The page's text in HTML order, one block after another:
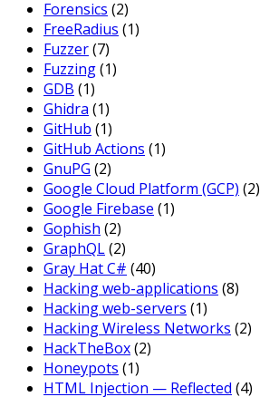
Forensics (2)
FreeRadius (1)
Fuzzer(7)
Fuzzing(1)
GDB (1)
Ghidra (1)
GitHub (1)
GitHub Actions (1)
GnuPG (2)
Google Cloud Platform (GCP) (2)
Google Firebase (1)
Gophish (2)
GraphQL(2)
Gray Hat C# (40)
Hacking web-applications (8)
Hacking web-servers (1)
Hacking Wireless Networks (2)
HackTheBox(2)
Honeypots (1)
HTML Injection — Reflected (4)